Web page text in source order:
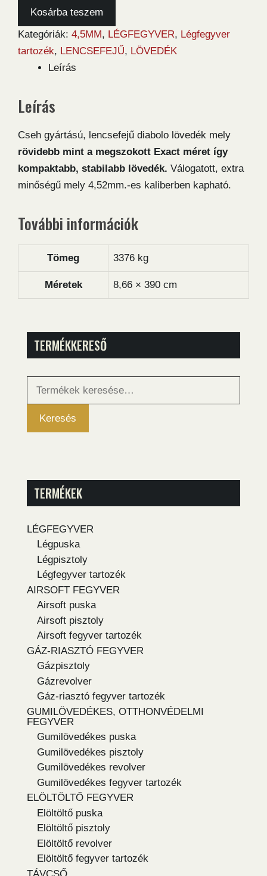
Short
Premium
lövedék
Kosárba teszem
Kategóriák: 4,5MM, LÉGFEGYVER, Légfegyver
tartozék, LENCSEFEJŰ, LÖVEDÉK
Leírás
Leírás
Cseh gyártású, lencsefejű diabolo lövedék mely
rövidebb mint a megszokott Exact méret így
kompaktabb, stabilabb lövedék. Válogatott, extra
minőségű mely 4,52mm.-es kaliberben kapható.
További információk
Tömeg 3376 kg
Méretek 8,66 × 390 cm
TERMÉKKERESŐ
Keresés
Keresés
TERMÉKEK
LÉGFEGYVER
Légpuska
Légpisztoly
Légfegyver tartozék
AIRSOFT FEGYVER
Airsoft puska
Airsoft pisztoly
Airsoft fegyver tartozék
GÁZ-RIASZTÓ FEGYVER
Gázpisztoly
Gázrevolver
Gáz-riasztó fegyver tartozék
GUMILÖVEDÉKES, OTTHONVÉDELMI
FEGYVER
Gumilövedékes puska
Gumilövedékes pisztoly
Gumilövedékes revolver
Gumilövedékes fegyver tartozék
ELÖLTÖLTŐ FEGYVER
Elöltöltő puska
Elöltöltő pisztoly
Elöltöltő revolver
Elöltöltő fegyver tartozék